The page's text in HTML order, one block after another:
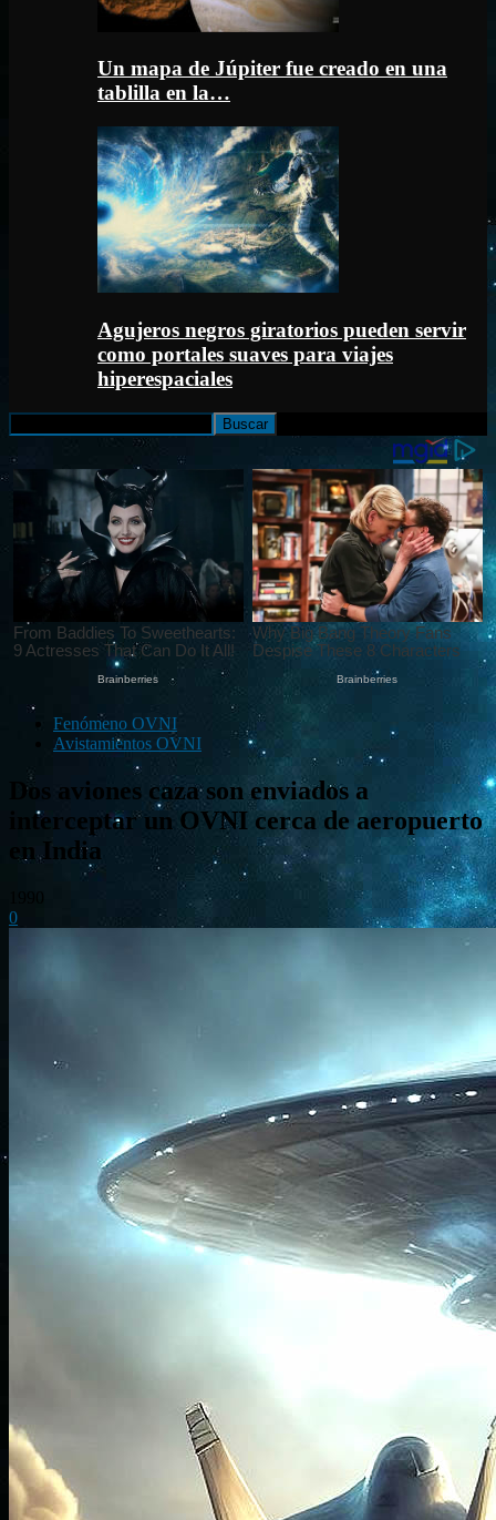
Un mapa de Júpiter fue creado en una
tablilla en la…
Agujeros negros giratorios pueden servir
como portales suaves para viajes
hiperespaciales
Fenómeno OVNI
Avistamientos OVNI
Dos aviones caza son enviados a
interceptar un OVNI cerca de aeropuerto
en India
0